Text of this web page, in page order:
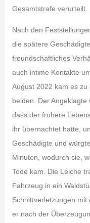
Gesamtstrafe verurteilt.
Nach den
die spätere
freundschaftliches
auch intime Kontakte
August 2022 kam es
beiden. Der Angeklagte
dass der frühere
ihr übernachtet hatte,
Geschädigte und
Minuten, wodurch sie,
Tode kam. Die Leiche
Fahrzeug in ein
Schnittverletzungen
er nach der